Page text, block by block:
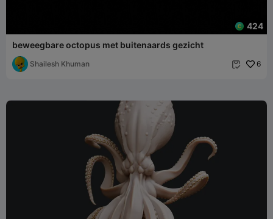
424
beweegbare octopus met buitenaards gezicht
Shailesh Khuman  6